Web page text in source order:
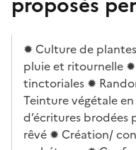
✹ Culture de
pluie et ritournelle
tinctoriales ✹
Teinture végétale
d’écritures
rêvé ✹ Création/